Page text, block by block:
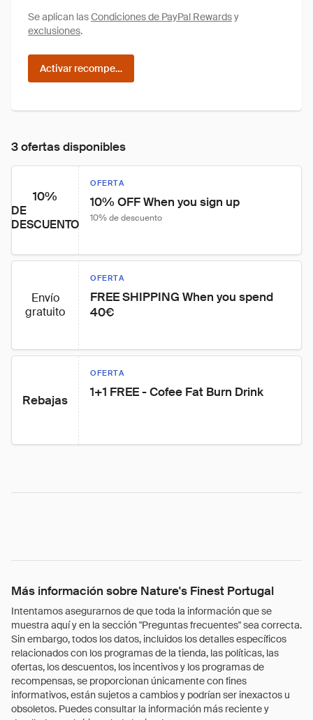
Se aplican lasCondiciones de PayPal Rewardsy
exclusiones.
Activar recompensas
3 ofertas disponibles
10%
DE
DESCUENTO
OFERTA
10% OFF When you sign up
10% de descuento
Envío
gratuito
OFERTA
FREE SHIPPING When you spend
40€
Rebajas
OFERTA
1+1 FREE - Cofee Fat Burn Drink
Más información sobre Nature's Finest Portugal
Intentamos asegurarnos de que toda la información que se
muestra aquí y en la sección "Preguntas frecuentes" sea correcta.
Sin embargo, todos los datos, incluidos los detalles específicos
relacionados con los programas de la tienda, las políticas, las
ofertas, los descuentos, los incentivos y los programas de
recompensas, se proporcionan únicamente con fines
informativos, están sujetos a cambios y podrían ser inexactos u
obsoletos. Puedes consultar la información más reciente y